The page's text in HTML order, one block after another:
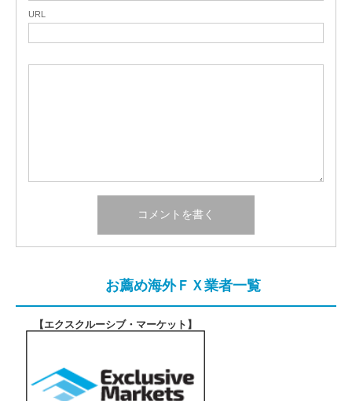
URL
お薦め海外ＦＸ業者一覧
【エクスクルーシブ・マーケット 】